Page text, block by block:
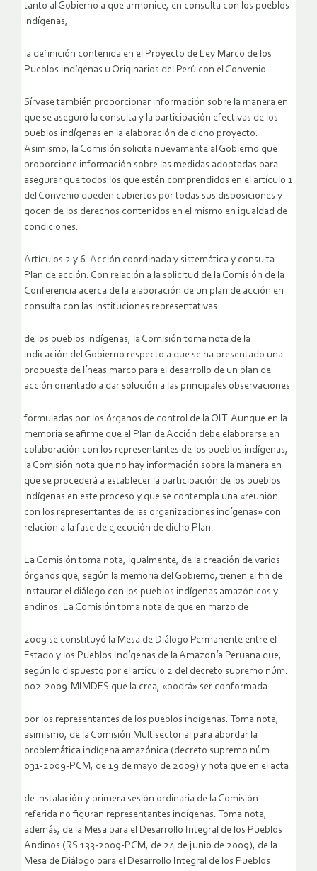
tanto al Gobierno a que armonice, en consulta con los pueblos
indígenas,
la definición contenida en el Proyecto de Ley Marco de los
Pueblos Indígenas u Originarios del Perú con el Convenio.
Sírvase también proporcionar información sobre la manera en
que se aseguró la consulta y la participación efectivas de los
pueblos indígenas en la elaboración de dicho proyecto.
Asimismo, la Comisión solicita nuevamente al Gobierno que
proporcione información sobre las medidas adoptadas para
asegurar que todos los que estén comprendidos en el artículo 1
del Convenio queden cubiertos por todas sus disposiciones y
gocen de los derechos contenidos en el mismo en igualdad de
condiciones.
Artículos 2 y 6. Acción coordinada y sistemática y consulta.
Plan de acción. Con relación a la solicitud de la Comisión de la
Conferencia acerca de la elaboración de un plan de acción en
consulta con las instituciones representativas
de los pueblos indígenas, la Comisión toma nota de la
indicación del Gobierno respecto a que se ha presentado una
propuesta de líneas marco para el desarrollo de un plan de
acción orientado a dar solución a las principales observaciones
formuladas por los órganos de control de la OIT. Aunque en la
memoria se afirme que el Plan de Acción debe elaborarse en
colaboración con los representantes de los pueblos indígenas,
la Comisión nota que no hay información sobre la manera en
que se procederá a establecer la participación de los pueblos
indígenas en este proceso y que se contempla una «reunión
con los representantes de las organizaciones indígenas» con
relación a la fase de ejecución de dicho Plan.
La Comisión toma nota, igualmente, de la creación de varios
órganos que, según la memoria del Gobierno, tienen el fin de
instaurar el diálogo con los pueblos indígenas amazónicos y
andinos. La Comisión toma nota de que en marzo de
2009 se constituyó la Mesa de Diálogo Permanente entre el
Estado y los Pueblos Indígenas de la Amazonía Peruana que,
según lo dispuesto por el artículo 2 del decreto supremo núm.
002-2009-MIMDES que la crea, «podrá» ser conformada
por los representantes de los pueblos indígenas. Toma nota,
asimismo, de la Comisión Multisectorial para abordar la
problemática indígena amazónica (decreto supremo núm.
031-2009-PCM, de 19 de mayo de 2009) y nota que en el acta
de instalación y primera sesión ordinaria de la Comisión
referida no figuran representantes indígenas. Toma nota,
además, de la Mesa para el Desarrollo Integral de los Pueblos
Andinos (RS 133-2009-PCM, de 24 de junio de 2009), de la
Mesa de Diálogo para el Desarrollo Integral de los Pueblos